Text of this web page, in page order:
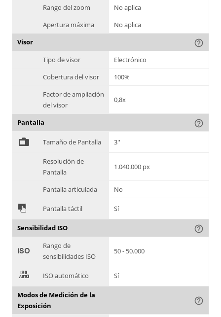
Rango del zoom
No aplica
Apertura máxima
No aplica
Visor
help_outline
Tipo de visor
Electrónico
Cobertura del visor
100%
Factor de ampliación
del visor
0,8x
Pantalla help_outline
% Tamaño de Pantalla 3''
Resolución de
Pantalla
1.040.000 px
Pantalla articulada No
& Pantalla táctil Sí
Sensibilidad ISO help_outline
'
Rango de
sensibilidades ISO
50 - 50.000
( ISO automático Sí
Modos de Medición de la
Exposición
help_outline